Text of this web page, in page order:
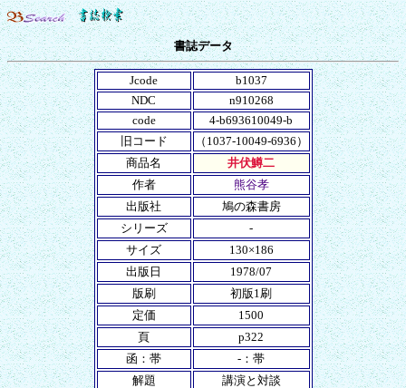
書誌データ
Jcode
b1037
NDC
n910268
code
4-b693610049-b
旧コード
（1037-10049-6936）
商品名
井伏鱒二
作者
熊谷孝
出版社
鳩の森書房
シリーズ
-
サイズ
130×186
出版日
1978/07
版刷
初版1刷
定価
1500
頁
p322
函：帯
-：帯
解題
講演と対談